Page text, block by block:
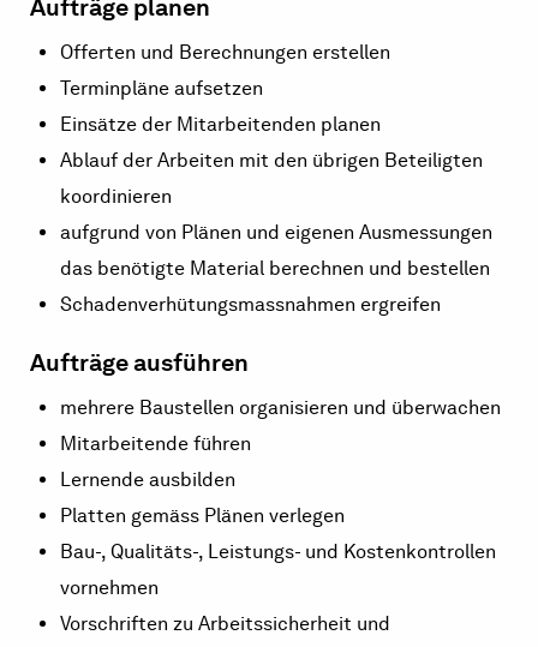
Aufträge planen
Offerten und Berechnungen erstellen
Terminpläne aufsetzen
Einsätze der Mitarbeitenden planen
Ablauf der Arbeiten mit den übrigen Beteiligten
koordinieren
aufgrund von Plänen und eigenen Ausmessungen
das benötigte Material berechnen und bestellen
Schadenverhütungsmassnahmen ergreifen
Aufträge ausführen
mehrere Baustellen organisieren und überwachen
Mitarbeitende führen
Lernende ausbilden
Platten gemäss Plänen verlegen
Bau-, Qualitäts-, Leistungs- und Kostenkontrollen
vornehmen
Vorschriften zu Arbeitssicherheit und